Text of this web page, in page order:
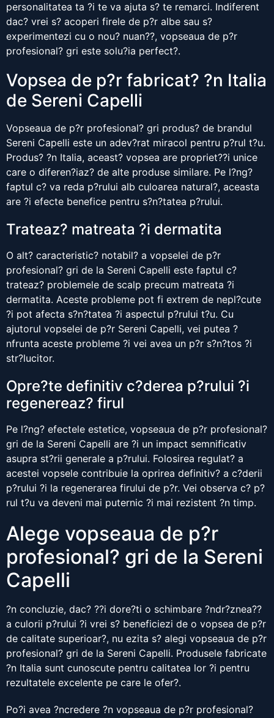
personalitatea ta ?i te va ajuta s? te remarci. Indiferent
dac? vrei s? acoperi firele de p?r albe sau s?
experimentezi cu o nou? nuan??, vopseaua de p?r
profesional? gri este solu?ia perfect?.
Vopsea de p?r fabricat? ?n Italia
de Sereni Capelli
Vopseaua de p?r profesional? gri produs? de brandul
Sereni Capelli este un adev?rat miracol pentru p?rul t?u.
Produs? ?n Italia, aceast? vopsea are propriet??i unice
care o diferen?iaz? de alte produse similare. Pe l?ng?
faptul c? va reda p?rului alb culoarea natural?, aceasta
are ?i efecte benefice pentru s?n?tatea p?rului.
Trateaz? matreata ?i dermatita
O alt? caracteristic? notabil? a vopselei de p?r
profesional? gri de la Sereni Capelli este faptul c?
trateaz? problemele de scalp precum matreata ?i
dermatita. Aceste probleme pot fi extrem de nepl?cute
?i pot afecta s?n?tatea ?i aspectul p?rului t?u. Cu
ajutorul vopselei de p?r Sereni Capelli, vei putea ?
nfrunta aceste probleme ?i vei avea un p?r s?n?tos ?i
str?lucitor.
Opre?te definitiv c?derea p?rului ?i
regenereaz? firul
Pe l?ng? efectele estetice, vopseaua de p?r profesional?
gri de la Sereni Capelli are ?i un impact semnificativ
asupra st?rii generale a p?rului. Folosirea regulat? a
acestei vopsele contribuie la oprirea definitiv? a c?derii
p?rului ?i la regenerarea firului de p?r. Vei observa c? p?
rul t?u va deveni mai puternic ?i mai rezistent ?n timp.
Alege vopseaua de p?r
profesional? gri de la Sereni
Capelli
?n concluzie, dac? ??i dore?ti o schimbare ?ndr?znea??
a culorii p?rului ?i vrei s? beneficiezi de o vopsea de p?r
de calitate superioar?, nu ezita s? alegi vopseaua de p?r
profesional? gri de la Sereni Capelli. Produsele fabricate
?n Italia sunt cunoscute pentru calitatea lor ?i pentru
rezultatele excelente pe care le ofer?.
Po?i avea ?ncredere ?n vopseaua de p?r profesional?